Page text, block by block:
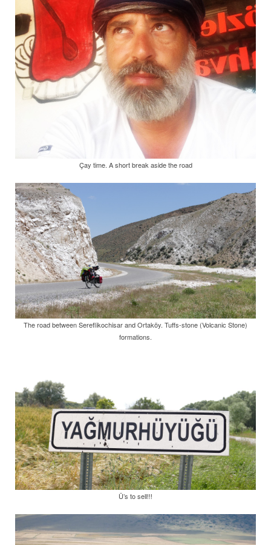
Çay time. A short break aside the road
The road between Sereflikochisar and Ortaköy. Tuffs-stone (Volcanic Stone)
formations.
Ü’s to sell!!!